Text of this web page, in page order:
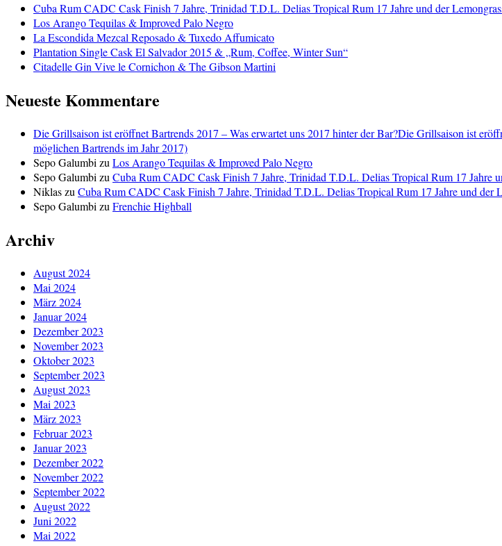
Cuba Rum CADC Cask Finish 7 Jahre, Trinidad T.D.L. Delias Tropical Rum 17 Jahre und der
Los Arango Tequilas & Improved Palo Negro
La Escondida Mezcal Reposado & Tuxedo Affumicato
Plantation Single Cask El Salvador 2015 & „Rum, Coffee, Winter Sun“
Citadelle Gin Vive le Cornichon & The Gibson Martini
Neueste Kommentare
Die Grillsaison ist eröffnet Bartrends 2017 – Was erwartet uns 2017 hinter der Bar?Die Grillsaison ist
möglichen Bartrends im Jahr 2017)
Sepo Galumbi zu Los Arango Tequilas & Improved Palo Negro
Sepo Galumbi zu Cuba Rum CADC Cask Finish 7 Jahre, Trinidad T.D.L. Delias Tropical Rum 17 Jahre
Niklaszu Cuba Rum CADC Cask Finish 7 Jahre, Trinidad T.D.L. Delias Tropical Rum 17 Jahre und der
Sepo Galumbi zu Frenchie Highball
Archiv
August 2024
Mai 2024
März 2024
Januar 2024
Dezember 2023
November 2023
Oktober 2023
September 2023
August 2023
Mai 2023
März 2023
Februar 2023
Januar 2023
Dezember 2022
November 2022
September 2022
August 2022
Juni 2022
Mai 2022